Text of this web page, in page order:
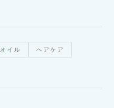
イル ヘアケア